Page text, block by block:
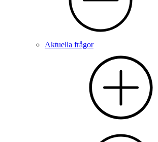
Aktuella frågor